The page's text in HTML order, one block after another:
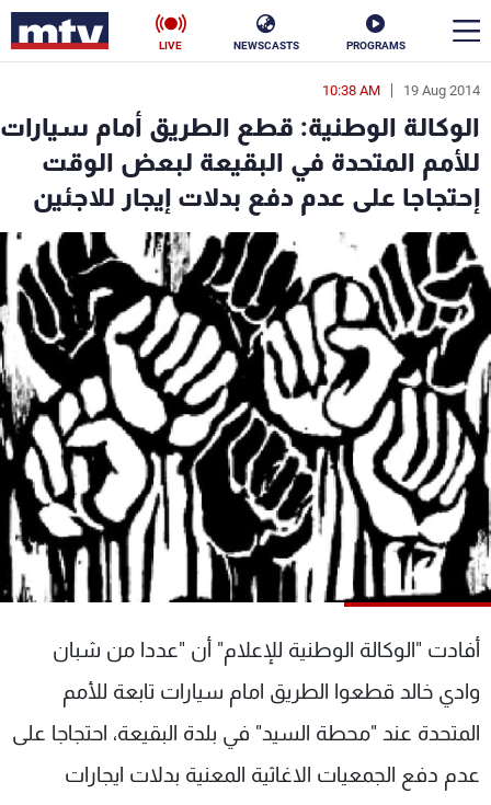
PROGRAMS
NEWSCASTS
LIVE
19 Aug 2014
10:38 AM
الوكالة الوطنية: قطع الطريق أمام سيارات
للأمم المتحدة في البقيعة لبعض الوقت
إحتجاجا على عدم دفع بدلات إيجار للاجئين
أفادت "الوكالة الوطنية للإعلام" أن "عددا من شبان
وادي خالد قطعوا الطريق امام سيارات تابعة للأمم
المتحدة عند "محطة السيد" في بلدة البقيعة، احتجاجا على
عدم دفع الجمعيات الاغاثية المعنية بدلات ايجارات
en
الأخبار
سياسة ناس
إقتصاد فن
منوعات رياضة
كأس العالم
البرامج
جدول البرامج
شاهد البرامج
الترددات
الإنـتـاج
لاعلاناتكم
تواصل معنا
شروط الإسـتخدام
سياسة الخصوصية